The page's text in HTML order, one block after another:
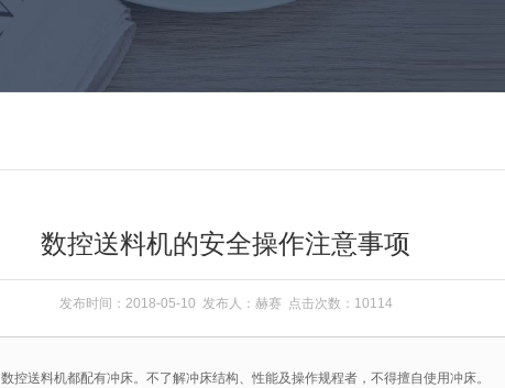
数控送料机的安全操作注意事项
发布时间：2018-05-10 发布人：赫赛 点击次数：10114
数控送料机都配有冲床。不了解冲床结构、性能及操作规程者，不得擅自使用冲床。